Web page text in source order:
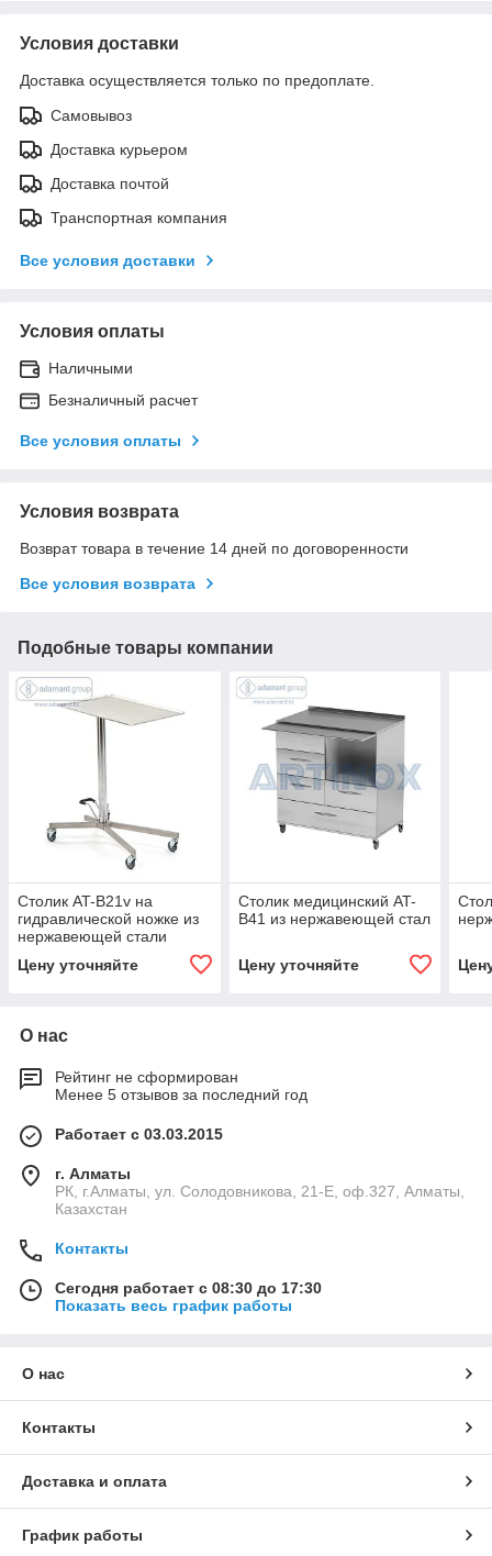
Условия доставки
Доставка осуществляется только по предоплате.
Самовывоз
Доставка курьером
Доставка почтой
Транспортная компания
Все условия доставки
Условия оплаты
Наличными
Безналичный расчет
Все условия оплаты
Условия возврата
Возврат товара в течение 14 дней по договоренности
Все условия возврата
Подобные товары компании
Столик AT-B21v на
гидравлической ножке из
нержавеющей стали
Цену уточняйте
Столик медицинский AT-
B41 из нержавеющей стал
Цену уточняйте
О нас
Рейтинг не сформирован
Менее 5 отзывов за последний год
Работает с 03.03.2015
г. Алматы
РК, г.Алматы, ул. Солодовникова, 21-Е, оф.327, Алматы,
Казахстан
Контакты
Сегодня работает с 08:30 до 17:30
Показать весь график работы
О нас
Контакты
Доставка и оплата
График работы